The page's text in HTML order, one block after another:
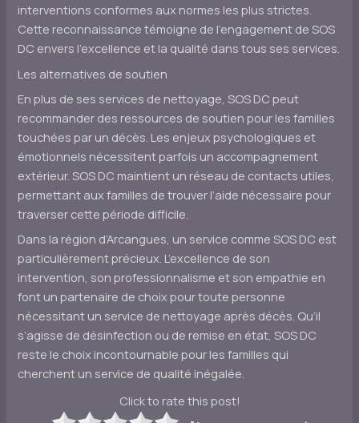
interventions conformes aux normes les plus strictes.
Cette reconnaissance témoigne de l’engagement de SOS
DC envers l’excellence et la qualité dans tous ses services.
Les alternatives de soutien
En plus de ses services de nettoyage, SOS DC peut
recommander des ressources de soutien pour les familles
touchées par un décès. Les enjeux psychologiques et
émotionnels nécessitent parfois un accompagnement
extérieur. SOS DC maintient un réseau de contacts utiles,
permettant aux familles de trouver l’aide nécessaire pour
traverser cette période difficile.
Dans la région d’Arcangues, un service comme SOS DC est
particulièrement précieux. L’excellence de son
intervention, son professionnalisme et son empathie en
font un partenaire de choix pour toute personne
nécessitant un service de nettoyage après décès. Qu’il
s’agisse de désinfection ou de remise en état, SOS DC
reste le choix incontournable pour les familles qui
cherchent un service de qualité inégalée.
Click to rate this post!